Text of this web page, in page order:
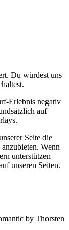
Du würdest uns
Erlebnis negativ
auf
Seite die
Wenn
unterstützen
unseren Seiten.
by Thorsten